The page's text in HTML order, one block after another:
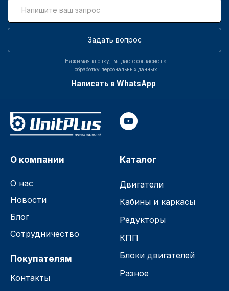
Задать вопрос
Нажимая кнопку, вы даете согласие на
обработку персональных данных
Написать в WhatsApp
О компании
О нас
Новости
Блог
Сотрудничество
Покупателям
Контакты
Каталог
Двигатели
Кабины и каркасы
Редукторы
КПП
Блоки двигателей
Разное